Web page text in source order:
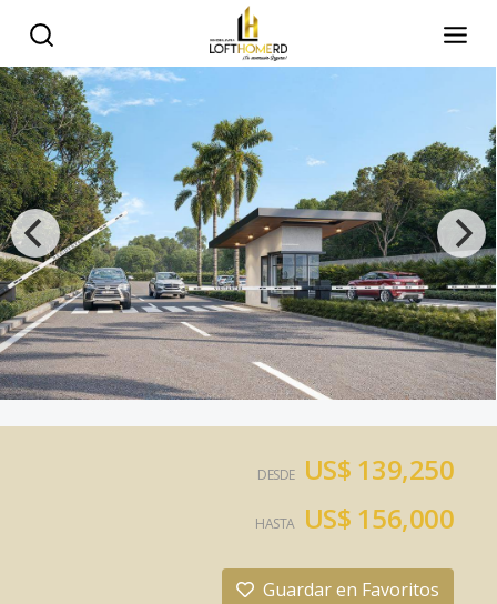
DESDE US$ 139,250
HASTA US$ 156,000
Guardar en Favoritos